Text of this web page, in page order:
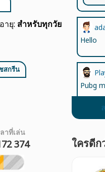
ายุ: สำหรับทุกวัย
สกรีน
ลาที่เล่น
374
Pubg
Hello
ใครดีก